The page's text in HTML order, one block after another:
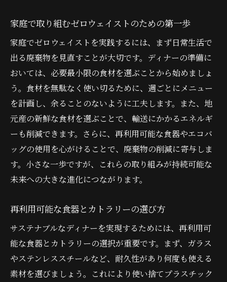
地元産食材を使用したレシピの提案
地域の食文化を楽しむディナーメニュー
地方の特産品を活かした料理の工夫
地産地消で実現するサステナブルな食事
リサイクル可能素材で彩るエコディナーのアイ
デア
リサイクル可能な食器選びのポイント
廃棄物を減らすための食卓デコレーション
紙製品の代替としての布製ナプキンの利用
リサイクル可能な包装材の活用法
エコディナーを成功させるための創造的な
工夫
持続可能な未来を創るディナーゼロウェイスト
の実践
ゼロウェイストライフスタイルの実例紹介
家庭で取り組むゼロウェイストのための第一歩
家庭でゼロウェイストを実践するには、まず日常生活で
出る廃棄物を見直すことが大切です。ディナーの準備に
おいては、必要最小限の食材を選ぶことから始めましょ
う。食材を無駄なく使い切るために、週ごとにメニュー
を計画し、余ることのないように工夫します。また、地
元産の新鮮な食材を選ぶことで、輸送にかかるエネルギ
ーも削減できます。さらに、再利用可能な食器やエコバ
ッグの使用を心がけることで、廃棄物の削減に寄与しま
す。小さな一歩ですが、これらの取り組みが持続可能な
未来への大きな進化につながります。
再利用可能な食器とカトラリーの選び方
サステナブルなディナーを実現するためには、再利用可
能な食器とカトラリーの選択が重要です。まず、ガラス
やステンレススチールなど、耐久性があり何度も使える
素材を選びましょう。これにより使い捨てプラスチック